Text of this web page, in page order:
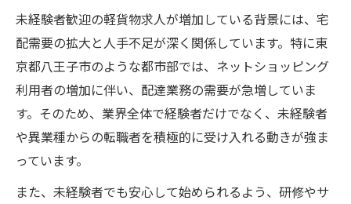
未経験者歓迎の軽貨物求人が増加している背景には、宅
配需要の拡大と人手不足が深く関係しています。特に東
京都八王子市のような都市部では、ネットショッピング
利用者の増加に伴い、配達業務の需要が急増していま
す。そのため、業界全体で経験者だけでなく、未経験者
や異業種からの転職者を積極的に受け入れる動きが強ま
っています。
また、未経験者でも安心して始められるよう、研修やサ